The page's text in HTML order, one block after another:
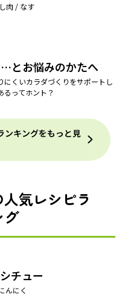
肉 / なす
とお悩みのかたへ
にくいカラダづくりをサポートし
るってホント？
ンキングをもっと見
気レシピラ
グ
チュー
んにく